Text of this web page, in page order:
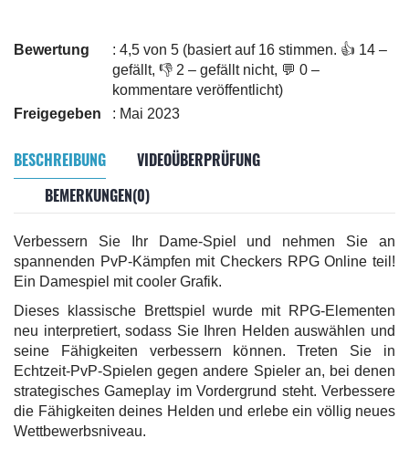
Bewertung
: 4,5 von 5 (basiert auf 16 stimmen. 👍 14 –
gefällt, 👎 2 – gefällt nicht, 💬 0 –
kommentare veröffentlicht)
Freigegeben
: Mai 2023
BESCHREIBUNG
VIDEOÜBERPRÜFUNG
BEMERKUNGEN(0)
Verbessern Sie Ihr Dame-Spiel und nehmen Sie an
spannenden PvP-Kämpfen mit Checkers RPG Online teil!
Ein Damespiel mit cooler Grafik.
Dieses klassische Brettspiel wurde mit RPG-Elementen
neu interpretiert, sodass Sie Ihren Helden auswählen und
seine Fähigkeiten verbessern können. Treten Sie in
Echtzeit-PvP-Spielen gegen andere Spieler an, bei denen
strategisches Gameplay im Vordergrund steht. Verbessere
die Fähigkeiten deines Helden und erlebe ein völlig neues
Wettbewerbsniveau.